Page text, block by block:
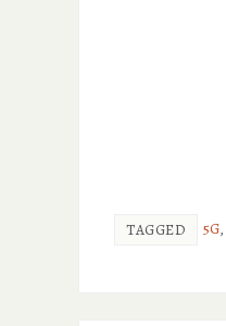
TAGGED 5G,